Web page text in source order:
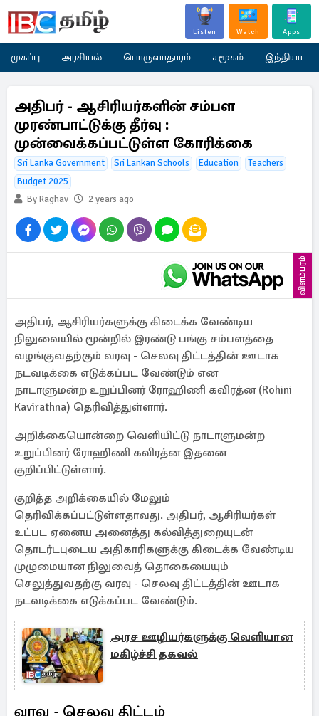
Listen Watch Apps
முகப்பு அரசியல் பொருளாதாரம் சமூகம் இந்தியா
அதிபர் - ஆசிரியர்களின் சம்பள
முரண்பாட்டுக்கு தீர்வு :
முன்வைக்கப்பட்டுள்ள கோரிக்கை
Sri Lanka Government Sri Lankan Schools Education
Teachers
Budget 2025
By Raghav
2 years ago
விளம்பரம்
அதிபர், ஆசிரியர்களுக்கு கிடைக்க வேண்டிய
நிலுவையில் மூன்றில் இரண்டு பங்கு சம்பளத்தை
வழங்குவதற்கும் வரவு - செலவு திட்டத்தின் ஊடாக
நடவடிக்கை எடுக்கப்பட வேண்டும் என
நாடாளுமன்ற உறுப்பினர் ரோஹிணி கவிரத்ன (Rohini
Kavirathna) தெரிவித்துள்ளார்.
அறிக்கையொன்றை வெளியிட்டு நாடாளுமன்ற
உறுப்பினர் ரோஹிணி கவிரத்ன இதனை
குறிப்பிட்டுள்ளார்.
குறித்த அறிக்கையில் மேலும்
தெரிவிக்கப்பட்டுள்ளதாவது. அதிபர், ஆசிரியர்கள்
உட்பட ஏனைய அனைத்து கல்வித்துறையுடன்
தொடர்டபுடைய அதிகாரிகளுக்கு கிடைக்க வேண்டிய
முழுமையான நிலுவைத் தொகையையும்
செலுத்துவதற்கு வரவு - செலவு திட்டத்தின் ஊடாக
நடவடிக்கை எடுக்கப்பட வேண்டும்.
அரச ஊழியர்களுக்கு வெளியான
மகிழ்ச்சி தகவல்
வரவு - செலவு திட்டம்